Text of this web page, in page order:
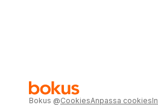
Bokus @CookiesAnpassa cookies